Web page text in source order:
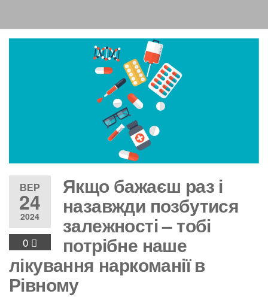
ВЕР
24
2024
0
Якщо бажаєш раз і
назавжди позбутися
залежності – тобі
потрібне наше
лікування наркоманії в
Рівному